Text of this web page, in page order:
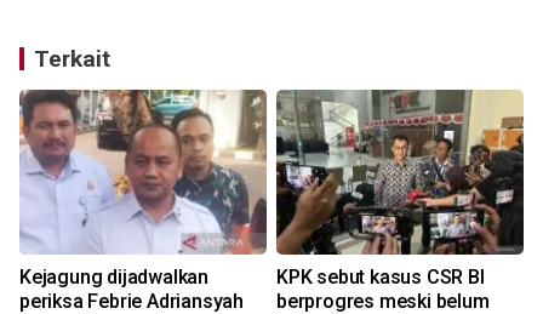
Terkait
Kejagung dijadwalkan
periksa Febrie Adriansyah
KPK sebut kasus CSR BI
berprogres meski belum